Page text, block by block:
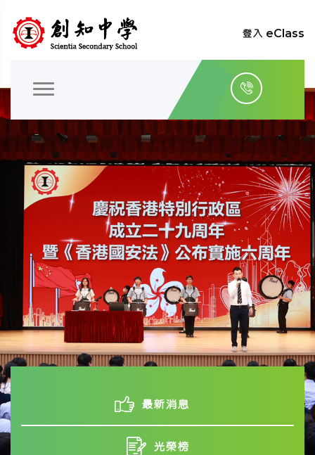
登入 eClass
最新消息
光榮榜